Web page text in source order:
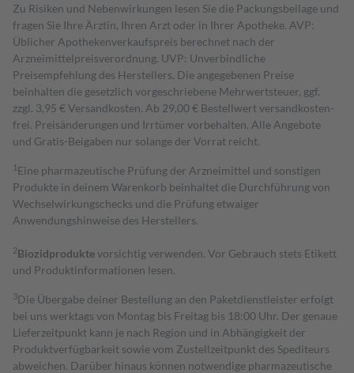
Zu Risiken und Nebenwirkungen lesen Sie die Packungsbeilage und
fragen Sie Ihre Ärztin, Ihren Arzt oder in Ihrer Apotheke. AVP:
Üblicher Apothekenverkaufspreis berechnet nach der
Arzneimittelpreisverordnung. UVP: Unverbindliche
Preisempfehlung des Herstellers. Die angegebenen Preise
beinhalten die gesetzlich vorgeschriebene Mehrwertsteuer, ggf.
zzgl. 3,95 € Versandkosten. Ab 29,00 € Bestell­wert versand­kosten­
frei. Preisänderungen und Irrtümer vorbehalten. Alle Angebote
und Gratis-Beigaben nur solange der Vorrat reicht.
1 Eine pharmazeutische Prüfung der Arzneimittel und sonstigen
Produkte in deinem Warenkorb beinhaltet die Durchführung von
Wechselwirkungschecks und die Prüfung etwaiger
Anwendungshinweise des Herstellers.
2Biozidproduktevorsichtig verwenden. Vor Gebrauch stets Etikett
und Produktinformationen lesen.
3Die Übergabe deiner Bestellung an den Paketdienstleister erfolgt
bei uns werktags von Montag bis Freitag bis 18:00 Uhr. Der genaue
Lieferzeitpunkt kann je nach Region und in Abhängigkeit der
Produktverfügbarkeit sowie vom Zustellzeitpunkt des Spediteurs
abweichen. Darüber hinaus können notwendige pharmazeutische